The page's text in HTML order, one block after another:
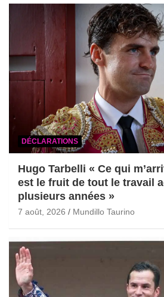
DÉCLARATIONS
Hugo Tarbelli « Ce qui
est le fruit de tout le travail
plusieurs années »
7 août, 2026 Mundillo Taurino